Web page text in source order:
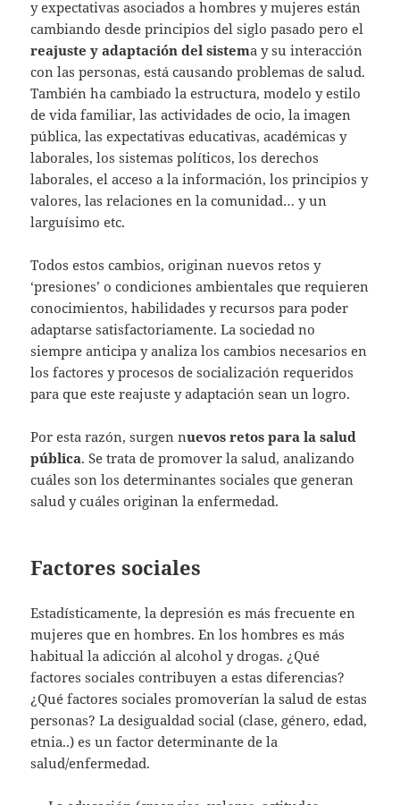
y expectativas asociados a hombres y mujeres están
cambiando desde principios del siglo pasado pero el
reajuste y adaptación del sistema y su interacción
con las personas, está causando problemas de salud.
También ha cambiado la estructura, modelo y estilo
de vida familiar, las actividades de ocio, la imagen
pública, las expectativas educativas, académicas y
laborales, los sistemas políticos, los derechos
laborales, el acceso a la información, los principios y
valores, las relaciones en la comunidad… y un
larguísimo etc.
Todos estos cambios, originan nuevos retos y
‘presiones’ o condiciones ambientales que requieren
conocimientos, habilidades y recursos para poder
adaptarse satisfactoriamente. La sociedad no
siempre anticipa y analiza los cambios necesarios en
los factores y procesos de socialización requeridos
para que este reajuste y adaptación sean un logro.
Por esta razón, surgen nuevos retos para la salud
pública. Se trata de promover la salud, analizando
cuáles son los determinantes sociales que generan
salud y cuáles originan la enfermedad.
Factores sociales
Estadísticamente, la depresión es más frecuente en
mujeres que en hombres. En los hombres es más
habitual la adicción al alcohol y drogas. ¿Qué
factores sociales contribuyen a estas diferencias?
¿Qué factores sociales promoverían la salud de estas
personas? La desigualdad social (clase, género, edad,
etnia..) es un factor determinante de la
salud/enfermedad.